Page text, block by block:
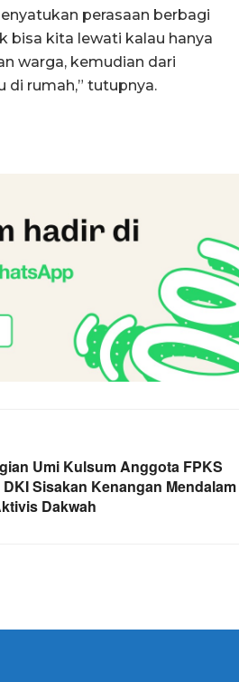
perasaan berbagi
bisa kita lewati kalau hanya
warga, kemudian dari
di rumah,” tutupnya.
Umi Kulsum Anggota FPKS
DKI Sisakan Kenangan Mendalam
Dakwah